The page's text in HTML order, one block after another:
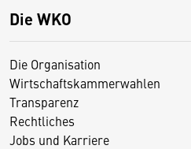
Die WKO
Die Organisation
Wirtschaftskammerwahlen
Transparenz
Rechtliches
Jobs und Karriere